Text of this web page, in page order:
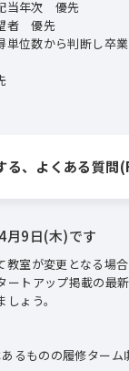
当年次 優先
者 優先
単位数から判断し卒
る、よくある質問
9⽇(木)です
室が変更となる場合
ートアップ掲載の最
ょう。
あるものの履修ターム